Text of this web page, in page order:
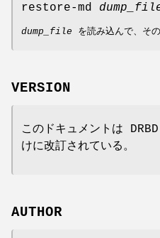
restore-md
dump_file を読み込んで、そ
VERSION
このドキュメントは
けに改訂されている。
AUTHOR